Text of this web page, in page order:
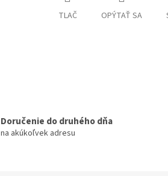
TLAČ OPÝTAŤ SA
Doručenie do druhého dňa
na akúkoľvek adresu